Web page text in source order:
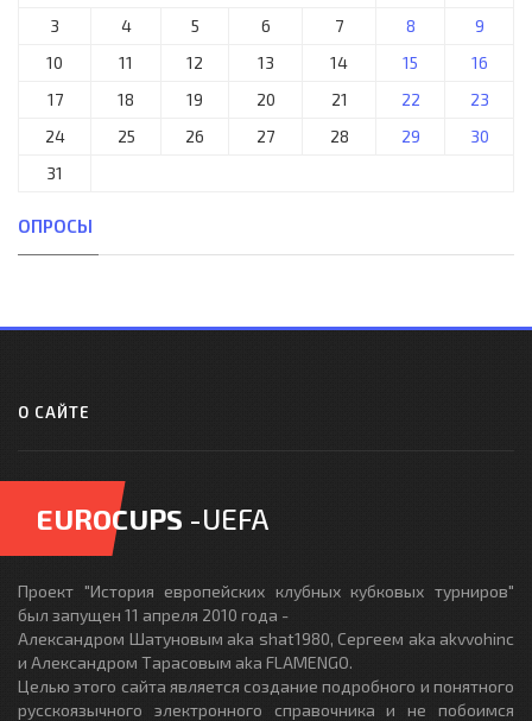
3
4 5 6 7 8
9
10
11 12 13 14 15
16
17
18 19 20 21 22
23
24
25 26 27 28 29
30
31
ОПРОСЫ
О САЙТЕ
EUROCUPS -UEFA
Проект "История европейских клубных кубковых турниров"
был запущен 11 апреля 2010 года -
Александром Шатуновым aka shat1980, Сергеем aka akvvohinc
и Александром Тарасовым aka FLAMENGO.
Целью этого сайта является создание подробного и понятного
русскоязычного электронного справочника и не побоимся